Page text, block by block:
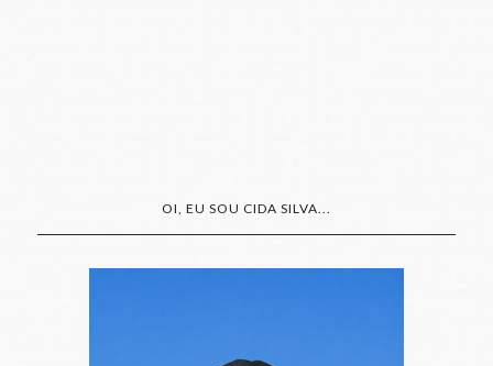
OI, EU SOU CIDA SILVA...